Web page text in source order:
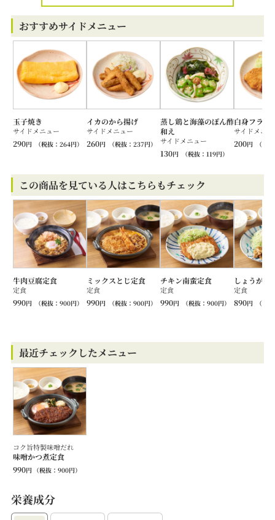
おすすめサイドメニュー
玉子焼き
サイドメニュー
290円 （税抜：264円）
イカのから揚げ
サイドメニュー
260円 （税抜：237円）
蒸し鶏と海藻のぽん酢
和え
サイドメニュー
130円 （税抜：119円）
白身フライ
サイドメニ
200円 （税
この商品を見ている人はこちらもチェック
牛肉豆腐定食
定食
990円 （税抜：900円）
ミックスとじ定食
定食
990円 （税抜：900円）
チキン南蛮定食
定食
990円 （税抜：900円）
しょうが焼
定食
890円 （税
最近チェックしたメニュー
コク旨特製味噌だれ
味噌かつ煮定食
990円 （税抜：900円）
栄養成分